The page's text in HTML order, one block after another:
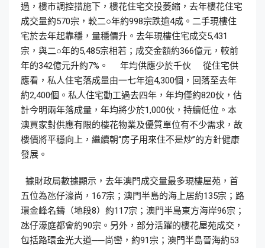
過，樓市調控措施下，樓花住宅交投萎縮，去年樓花住宅
成交量約570宗，較二○年約998宗跌逾4成。二手現樓住
宅於去年起靠穩，量穩價升。去年現樓住宅成交5,431
宗，與二○年的5,485宗相若；成交金額約366億元，較前
年的342億元升約7%。 年均供應少於千伙 從住宅供
應看，私人住宅落成量由一七年逾4,300個，回落至去年
約2,400個。私人住宅動工過去四年，年均僅約820伙，估
計今明兩年落成量，年均將少於1,000伙，持續低位。本
澳買家對供應有限的樓花物業及優質單位有不少需求，故
樓價將平穩向上，繼續朝“房子用來住不是炒”的方針健康
發展。
據財政局數據顯示，去年澳門成交量最多現樓屋苑，首
五位為氹仔濠尚，167宗；澳門半島的海上居約135宗；路
環金峰名鑄（地段8）約117宗；澳門半島東方海岸96宗；
氹仔濠庭都會約90宗。另外，部分活躍的樓花屋苑成交，
包括路環金光大道──尚巒，約91宗；澳門半島晉海約53